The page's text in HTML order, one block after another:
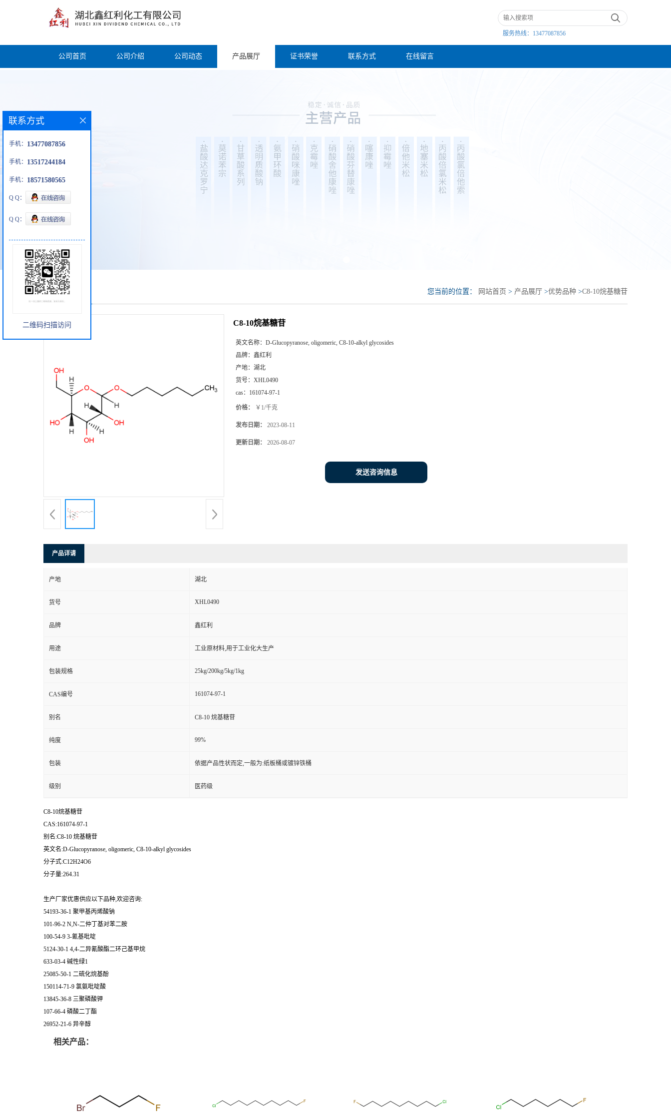
服务热线： 13477087856
公司首页 公司介绍 公司动态 产品展厅 证书荣誉 联系方式 在线留言
产品展厅 您当前的位置： 网站首页 > 产品展厅 >优势品种 >C8-10烷基糖苷
C8-10烷基糖苷
英文名称： D-Glucopyranose, oligomeric, C8-10-alkyl glycosides
品牌： 鑫红利
产地： 湖北
货号： XHL0490
cas： 161074-97-1
价格： ￥1/千克
发布日期： 2023-08-11
更新日期： 2026-08-07
发送咨询信息
产品详请
产地 湖北
货号 XHL0490
品牌 鑫红利
用途 工业原材料,用于工业化大生产
包装规格 25kg/200kg/5kg/1kg
CAS编号 161074-97-1
别名 C8-10 烷基糖苷
纯度 99%
包装 依据产品性状而定,一般为:纸板桶或镀锌铁桶
级别 医药级
C8-10烷基糖苷
CAS:161074-97-1
别名:C8-10 烷基糖苷
英文名:D-Glucopyranose, oligomeric, C8-10-alkyl glycosides
分子式:C12H24O6
分子量:264.31
生产厂家优惠供应以下品种,欢迎咨询:
54193-36-1 聚甲基丙烯酸钠
101-96-2 N,N-二仲丁基对苯二胺
100-54-9 3-氰基吡啶
5124-30-1 4,4-二异氰酸酯二环己基甲烷
633-03-4 碱性绿1
25085-50-1 二硫化烷基酚
150114-71-9 氯氨吡啶酸
13845-36-8 三聚磷酸钾
107-66-4 磷酸二丁酯
26952-21-6 异辛醇
相关产品：
联系方式
手机： 13477087856
手机： 13517244184
手机： 18571580565
Q Q：
Q Q：
二维码扫描访问